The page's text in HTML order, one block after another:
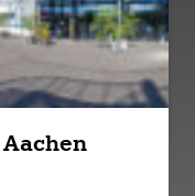
Aachen